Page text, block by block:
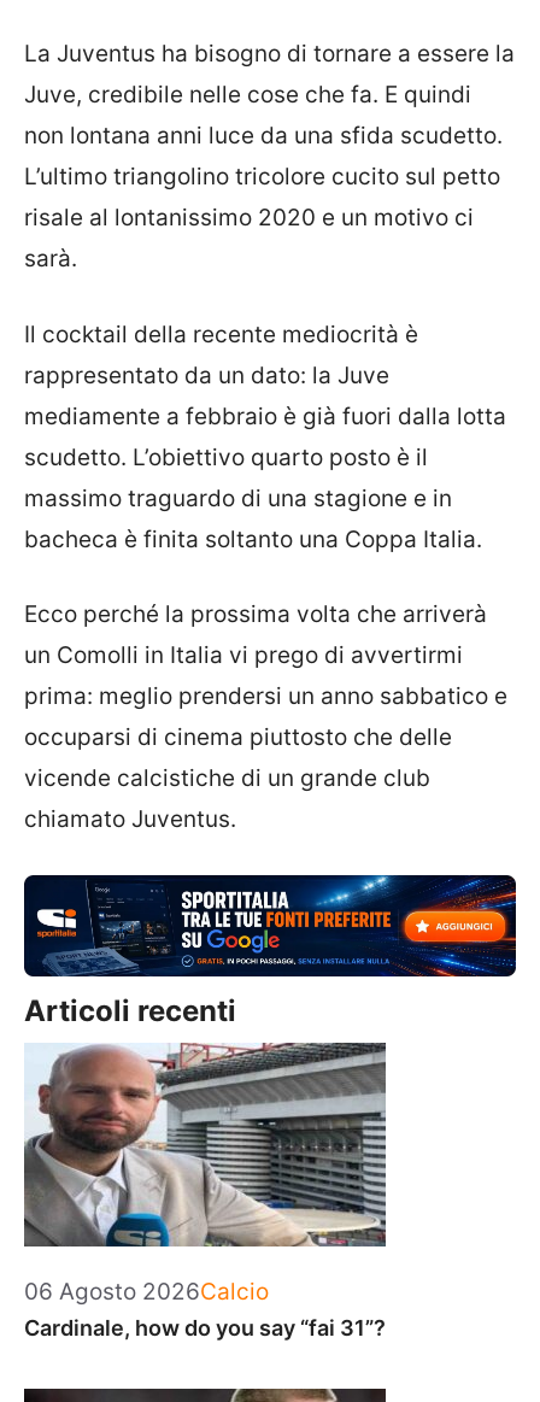
La Juventus ha bisogno di tornare a essere la
Juve, credibile nelle cose che fa. E quindi
non lontana anni luce da una sfida scudetto.
L’ultimo triangolino tricolore cucito sul petto
risale al lontanissimo 2020 e un motivo ci
sarà.
Il cocktail della recente mediocrità è
rappresentato da un dato: la Juve
mediamente a febbraio è già fuori dalla lotta
scudetto. L’obiettivo quarto posto è il
massimo traguardo di una stagione e in
bacheca è finita soltanto una Coppa Italia.
Ecco perché la prossima volta che arriverà
un Comolli in Italia vi prego di avvertirmi
prima: meglio prendersi un anno sabbatico e
occuparsi di cinema piuttosto che delle
vicende calcistiche di un grande club
chiamato Juventus.
Articoli recenti
06 Agosto 2026Categorie
Calcio
Cardinale, how do you say “fai 31”?